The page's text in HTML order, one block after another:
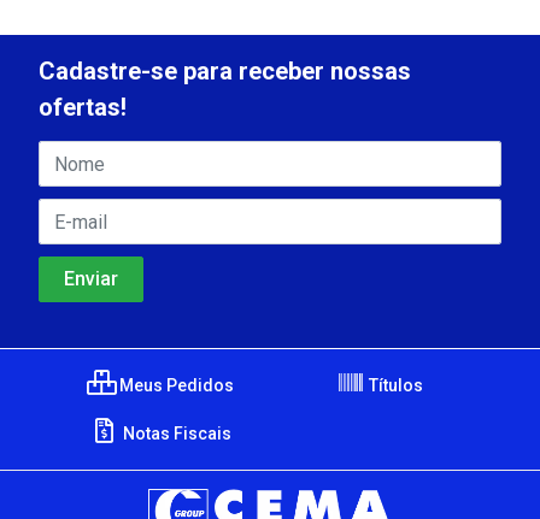
Cadastre-se para receber nossas
ofertas!
Meus Pedidos Títulos
Notas Fiscais